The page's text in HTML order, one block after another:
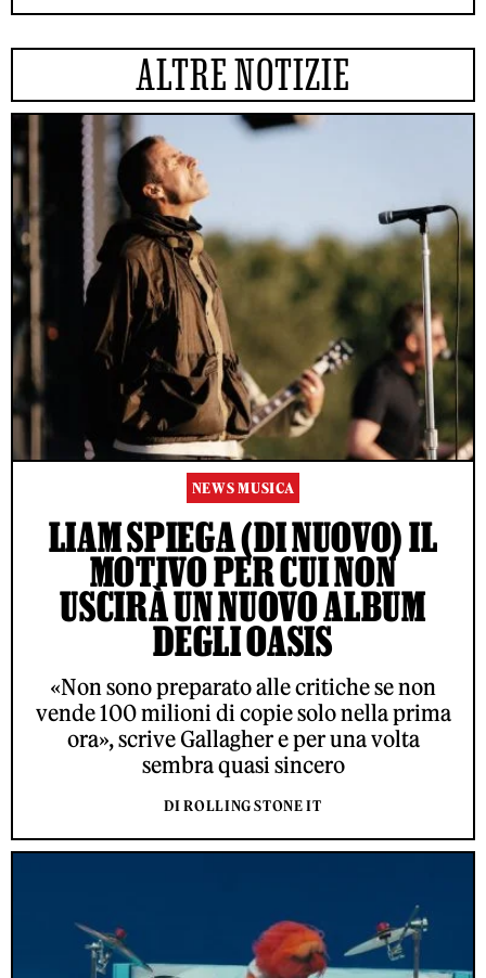
ALTRE NOTIZIE
NEWS MUSICA
LIAM SPIEGA (DI NUOVO) IL
MOTIVO PER CUI NON
USCIRÀ UN NUOVO ALBUM
DEGLI OASIS
«Non sono preparato alle critiche se non
vende 100 milioni di copie solo nella prima
ora», scrive Gallagher e per una volta
sembra quasi sincero
DI ROLLING STONE IT